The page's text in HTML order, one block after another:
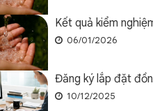
Kết quả kiểm
06/01/2026
Đăng ký lắp đặt
10/12/2025